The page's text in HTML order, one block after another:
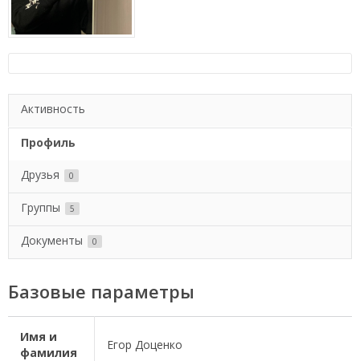
Активность
Профиль
Друзья 0
Группы 5
Документы 0
Базовые параметры
Имя и
фамилия
Егор Доценко